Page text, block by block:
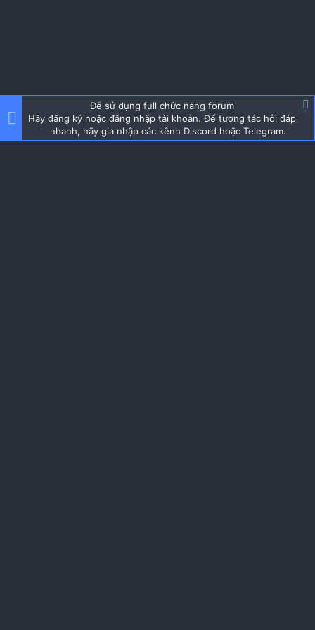
Để sử dụng full chức năng forum
Hãy đăng ký hoặc đăng nhập tài khoản. Để tương tác hỏi đáp
nhanh, hãy gia nhập các kênh Discord hoặc Telegram.